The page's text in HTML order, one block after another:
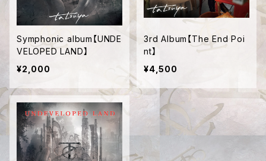
Symphonic album【UNDE
VELOPED LAND】
¥2,000
3rd Album【The End Poi
nt】
¥4,500